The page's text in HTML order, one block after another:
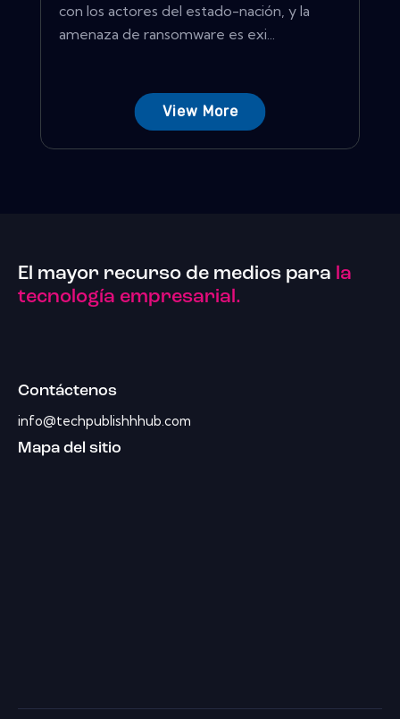
con los actores del estado-nación, y la
amenaza de ransomware es exi...
View More
El mayor recurso de medios para la
tecnología empresarial.
Contáctenos
info@techpublishhhub.com
Mapa del sitio